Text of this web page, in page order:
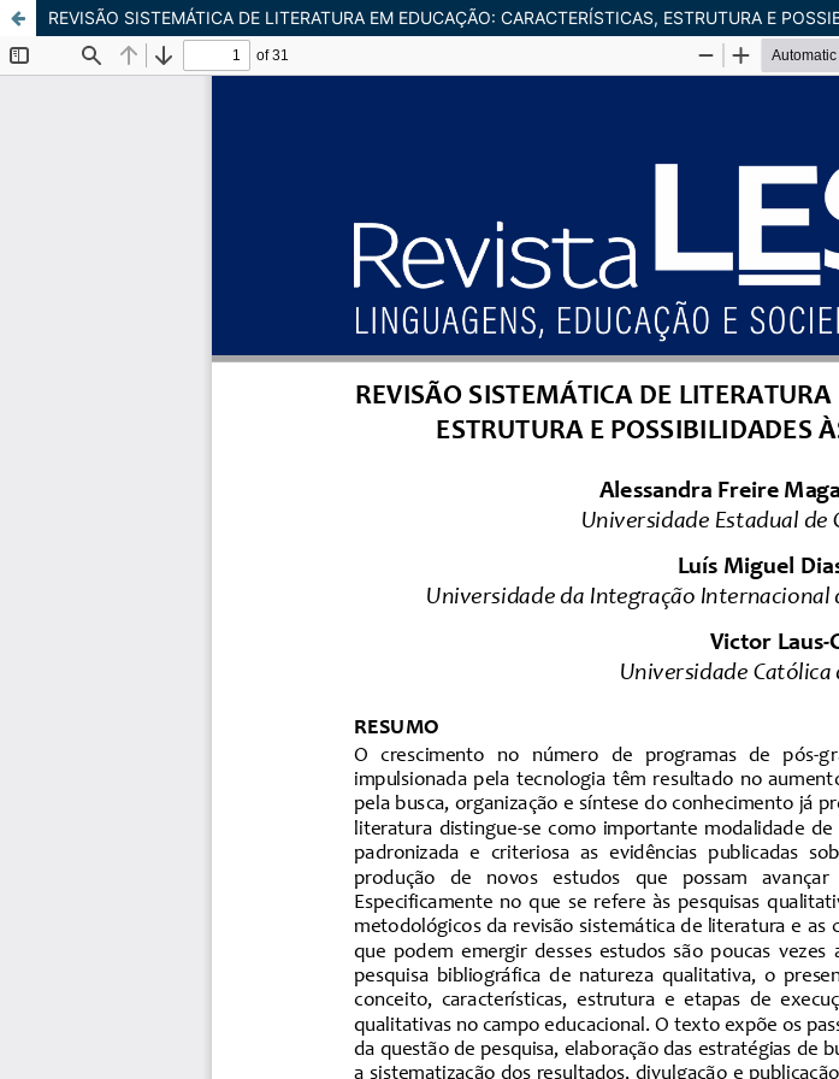
REVISÃO SISTEMÁTICA DE LITERATURA EM EDUCAÇÃO: CARACTERÍSTICAS, ESTRUTURA E